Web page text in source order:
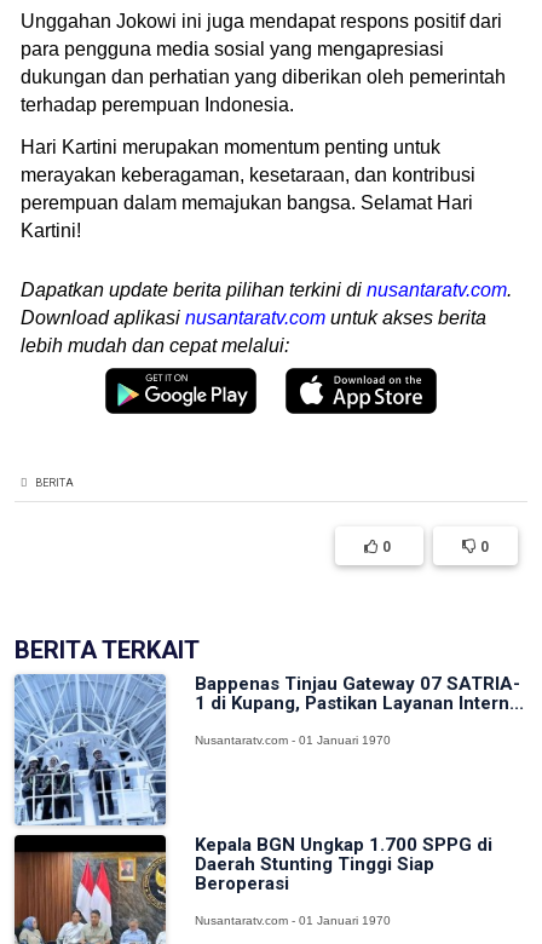
Unggahan Jokowi ini juga mendapat respons positif dari
para pengguna media sosial yang mengapresiasi
dukungan dan perhatian yang diberikan oleh pemerintah
terhadap perempuan Indonesia.
Hari Kartini merupakan momentum penting untuk
merayakan keberagaman, kesetaraan, dan kontribusi
perempuan dalam memajukan bangsa. Selamat Hari
Kartini!
Dapatkan update berita pilihan terkini di nusantaratv.com.
Download aplikasi nusantaratv.com untuk akses berita
lebih mudah dan cepat melalui:
BERITA
0 0
BERITA TERKAIT
Bappenas Tinjau Gateway 07 SATRIA-
1 di Kupang, Pastikan Layanan Intern...
Nusantaratv.com - 01 Januari 1970
Kepala BGN Ungkap 1.700 SPPG di
Daerah Stunting Tinggi Siap
Beroperasi
Nusantaratv.com - 01 Januari 1970